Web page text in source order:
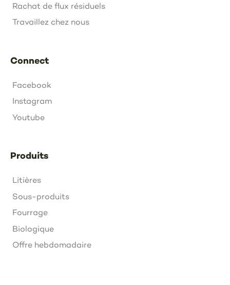
Rachat de flux résiduels
Travaillez chez nous
Connect
Facebook
Instagram
Youtube
Produits
Litières
Sous-produits
Fourrage
Biologique
Offre hebdomadaire